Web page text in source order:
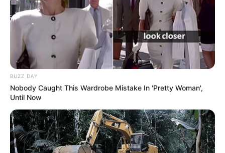
ΑΦΓΑΝΙΣΤΑΝ, ΑΠΟΔΟΜΗΣΕ ΤΗΝ ΣΤΡΑΤΙΩΤΙΚΗ ΗΓΕΣΙΑ
ΤΟΥ ΜΙΛΕΪ ΚΑΙ ΤΟΥ ΥΠ. ΑΜΥΝΗΣ ΠΟΥ ΑΠΕΣΥΡΑΝ ΤΟΝ
ΣΤΡΑΤΟ ΑΦΗΝΩΝΤΑΣ ΤΟΥΣ ΠΕΡΙΠΟΥ 45.000
ΑΜΕΡΙΚΑΝΟΥΣ ΠΟΛΙΤΕΣ ΠΑΓΙΔΕΥΜΕΝΟΥΣ ΕΚΕΙ,
ΑΦΗΝΟΝΤΑΣ ΚΑΙ ΤΟΝ ΣΤΡΑΤΙΩΤΙΚΟ ΕΞΟΠΛΙΣΜΟ ΑΞΙΑΣ
83 ΔΙΣ ΔΟΛΑΡΙΩΝ!!!
BUZZ DAY
Nobody Caught This Wardrobe Mistake In 'Pretty Woman',
Until Now